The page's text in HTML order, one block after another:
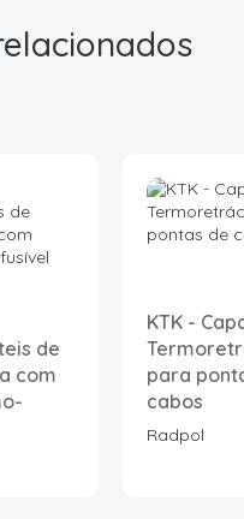
de
com
KTK -
para
cabos
Radpol